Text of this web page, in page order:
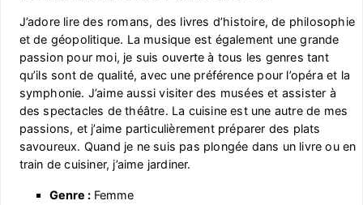
J’adore lire des romans, des livres d’histoire, de philosophie
et de géopolitique. La musique est également une grande
passion pour moi, je suis ouverte à tous les genres tant
qu’ils sont de qualité, avec une préférence pour l’opéra et la
symphonie. J’aime aussi visiter des musées et assister à
des spectacles de théâtre. La cuisine est une autre de mes
passions, et j’aime particulièrement préparer des plats
savoureux. Quand je ne suis pas plongée dans un livre ou en
train de cuisiner, j’aime jardiner.
Genre :Femme